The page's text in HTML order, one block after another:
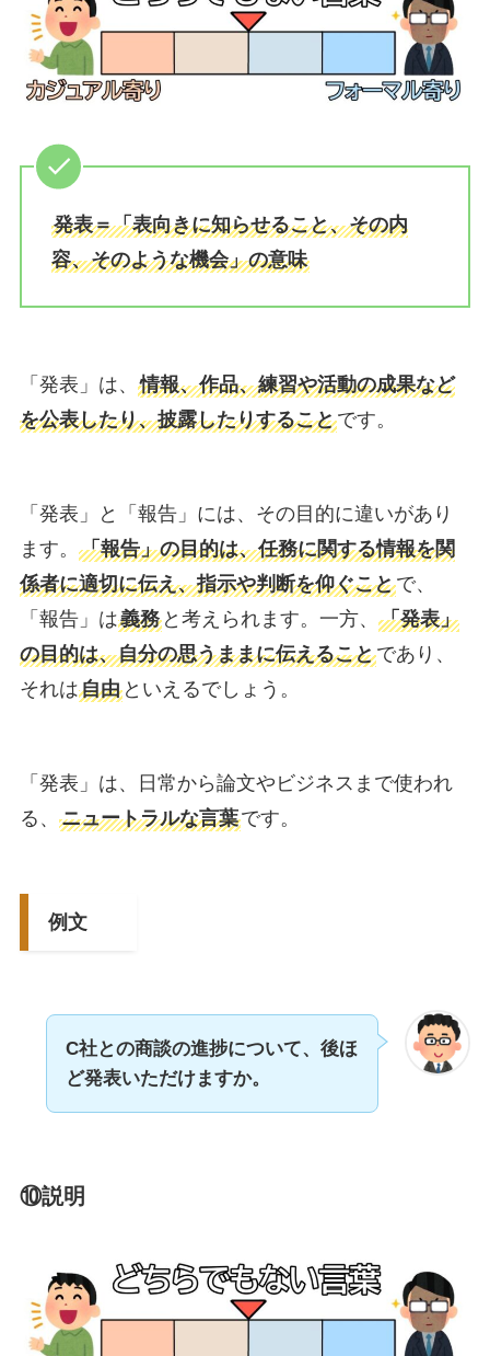
発表＝「表向きに知らせること、その内
容、そのような機会」の意味
「発表」は、 情報、作品、練習や活動の成果など
を公表したり、披露したりすることです。
「発表」と「報告」には、その目的に違いがあり
ます。 「報告」の目的は、任務に関する情報を関
係者に適切に伝え、指示や判断を仰ぐことで、
「報告」は義務と考えられます。一方、 「発表」
の目的は、自分の思うままに伝えることであり、
それは自由といえるでしょう。
「発表」は、日常から論文やビジネスまで使われ
る、 ニュートラルな言葉です。
例文
C社との商談の進捗について、後ほ
ど発表いただけますか。
⑩説明